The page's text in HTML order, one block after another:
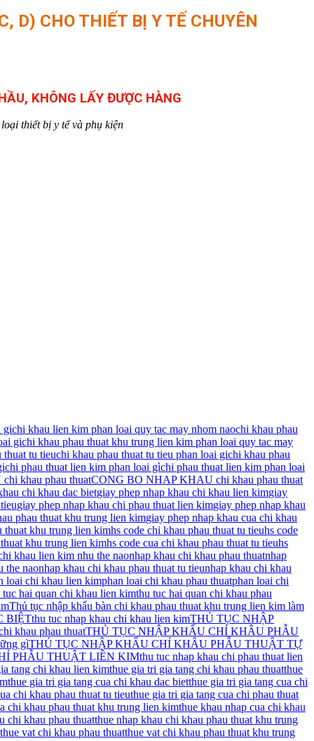
D) CHO THIẾT BỊ Y TẾ CHUYÊN
KHÔNG LẤY ĐƯỢC HÀNG
thiết bị y tế và phụ kiện
gichi khau lien kim phan loai quy tac may nhom naochi khau phau
gichi khau phau thuat khu trung lien kim phan loai quy tac may
thuat tu tieuchi khau phau thuat tu tieu phan loai gichi khau phau
chi phau thuat lien kim phan loai gìchi phau thuat lien kim phan loai
khau phau thuatCONG BO NHAP KHAU chi khau phau thuat
chi khau dac bietgiay phep nhap khau chi khau lien kimgiay
giay phep nhap khau chi phau thuat lien kimgiay phep nhap khau
phau thuat khu trung lien kimgiay phep nhap khau cua chi khau
thuat khu trung lien kimhs code chi khau phau thuat tu tieuhs code
khu trung lien kimhs code cua chi khau phau thuat tu tieuhs
khau lien kim nhu the naonhap khau chi khau phau thuatnhap
the naonhap khau chi khau phau thuat tu tieunhap khau chi khau
loai chi khau lien kimphan loai chi khau phau thuatphan loai chi
tuc hai quan chi khau lien kimthu tuc hai quan chi khau phau
Thủ tục nhập khẩu bàn chi khau phau thuat khu trung lien kim làm
BIỆTthu tuc nhap khau chi khau lien kimTHỦ TỤC NHẬP
khau phau thuatTHỦ TỤC NHẬP KHẨU CHỈ KHÂU PHẪU
gìTHỦ TỤC NHẬP KHẨU CHỈ KHÂU PHẪU THUẬT TỰ
PHẪU THUẬT LIỀN KIMthu tuc nhap khau chi phau thuat lien
tang chi khau lien kimthue gia tri gia tang chi khau phau thuatthue
thue gia tri gia tang cua chi khau dac bietthue gia tri gia tang cua chi
chi khau phau thuat tu tieuthue gia tri gia tang cua chi phau thuat
chi khau phau thuat khu trung lien kimthue khau nhap cua chi khau
chi khau phau thuatthue nhap khau chi khau phau thuat khu trung
thue vat chi khau phau thuatthue vat chi khau phau thuat khu trung